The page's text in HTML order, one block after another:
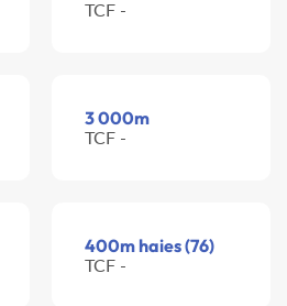
TCF -
3 000m
TCF -
400m haies (76)
TCF -